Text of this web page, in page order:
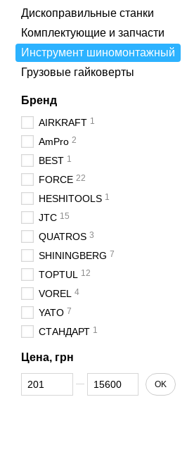
Дископравильные станки
Комплектующие и запчасти
Инструмент шиномонтажный
Грузовые гайковерты
Бренд
AIRKRAFT 1
AmPro 2
BEST 1
FORCE 22
HESHITOOLS 1
JTC 15
QUATROS 3
SHININGBERG 7
TOPTUL 12
VOREL 4
YATO 7
СТАНДАРТ 1
Цена, грн
От Цена, грн
До Цена, грн OK